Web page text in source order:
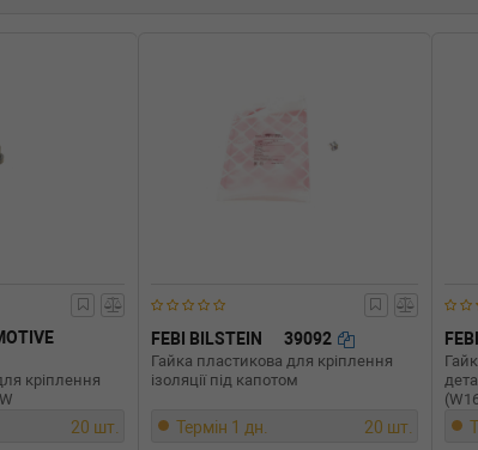
кріплення
20 шт.
FEBI BILSTEIN 39092
Гайка пластикова для кріплення
ізоляції під капотом
Термін 1 дн. 20 шт.